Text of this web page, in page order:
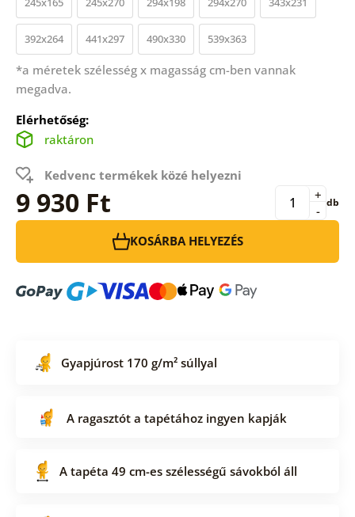
392x264 441x297 490x330 539x363
*a méretek szélesség x magasság cm-ben vannak
megadva.
Elérhetőség:
raktáron
Kedvenc termékek közé helyezni
9 930 Ft -
+ db
KOSÁRBA HELYEZÉS
Gyapjúrost 170 g/m² súllyal
A ragasztót a tapétához ingyen kapják
A tapéta 49 cm-es szélességű sávokból áll